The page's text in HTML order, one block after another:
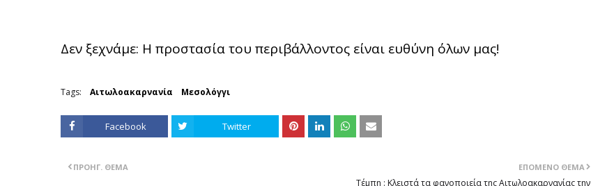
Δεν ξεχνάμε: Η προστασία του περιβάλλοντος είναι ευθύνη όλων μας!
Tags: Αιτωλοακαρνανία Μεσολόγγι
Facebook Twitter
ΕΠΌΜΕΝΟ ΘΈΜΑ
Τέμπη : Κλειστά τα φανοποιεία της Αιτωλοακαρνανίας την
ΠΡΟΗΓ. ΘΈΜΑ